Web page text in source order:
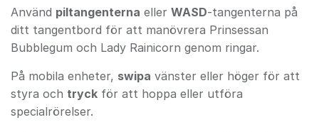
Använd piltangenterna eller WASD-tangenterna på
ditt tangentbord för att manövrera Prinsessan
Bubblegum och Lady Rainicorn genom ringar.
På mobila enheter, swipa vänster eller höger för att
styra och tryck för att hoppa eller utföra
specialrörelser.